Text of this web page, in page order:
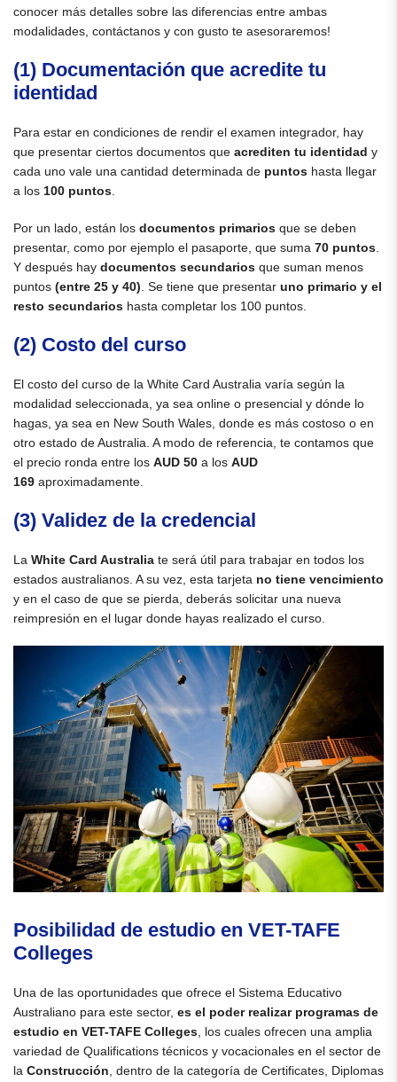
conocer más detalles sobre las diferencias entre ambas
modalidades, contáctanos y con gusto te asesoraremos!
(1) Documentación que acredite tu
identidad
Para estar en condiciones de rendir el examen integrador, hay
que presentar ciertos documentos que acrediten tu identidad y
cada uno vale una cantidad determinada de puntos hasta llegar
a los 100 puntos
Por un lado, están los documentos primarios que se deben
presentar, como por ejemplo el pasaporte, que suma 70 puntos
Y después hay documentos secundarios que suman menos
puntos (entre 25 y 40) . Se tiene que presentar uno primario y el
resto secundarios hasta completar los 100 puntos.
(2) Costo del curso
El costo del curso de la White Card Australia varía según la
modalidad seleccionada, ya sea online o presencial y dónde lo
hagas, ya sea en New South Wales, donde es más costoso o en
otro estado de Australia. A modo de referencia, te contamos que
el precio ronda entre los AUD 50 a los AUD
169 aproximadamente.
(3) Validez de la credencial
La White Card Australia te será útil para trabajar en todos los
estados australianos. A su vez, esta tarjeta no tiene vencimiento
y en el caso de que se pierda, deberás solicitar una nueva
reimpresión en el lugar donde hayas realizado el curso.
Posibilidad de estudio en VET-TAFE
Colleges
Una de las oportunidades que ofrece el Sistema Educativo
Australiano para este sector, es el poder realizar programas de
estudio en VET-TAFE Colleges, los cuales ofrecen una amplia
variedad de Qualifications técnicos y vocacionales en el sector de
la Construcción, dentro de la categoría de Certificates, Diplomas